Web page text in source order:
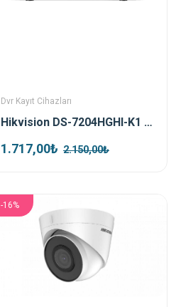
Dvr Kayıt Cihazları
Hikvision DS-7204HGHI-K1 4 Kanal Hibrit Dvr Kayıt Cihazı
1.717,00₺ 2.150,00₺
-16%